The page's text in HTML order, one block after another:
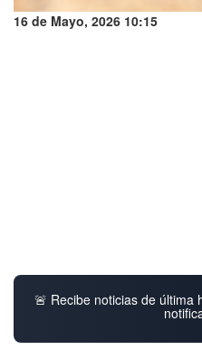
16 de Mayo, 2026 10:15
🚨 Recibe noticias de última